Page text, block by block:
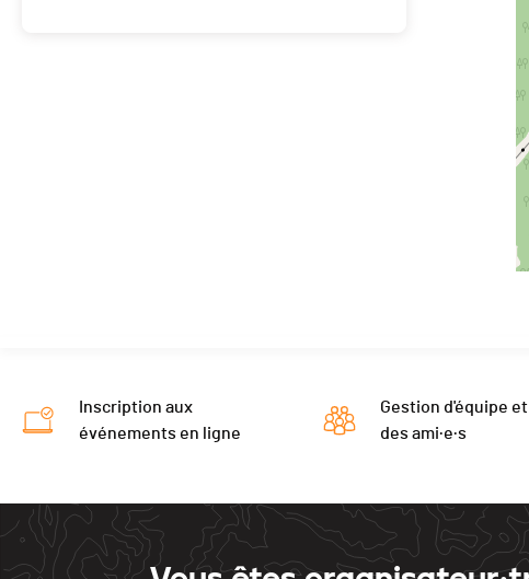
Inscription aux
événements en ligne
Gestion d'équipe et
des ami·e·s